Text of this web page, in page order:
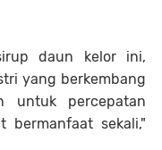
daun kelor ini,
yang berkembang
untuk percepatan
bermanfaat sekali,"